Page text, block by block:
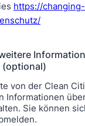
https://changing-
(optional)
von der Clean
Informationen
Sie können